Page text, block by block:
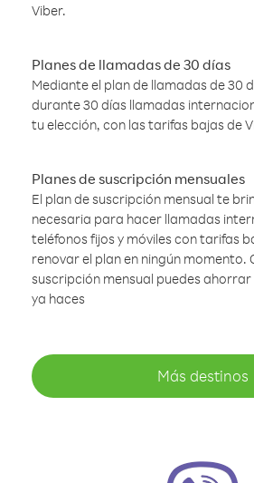
Viber.
Planes de llamadas de 30 días
Mediante el plan de llamadas de 30
durante 30 días llamadas
tu elección, con las tarifas bajas de
Planes de suscripción mensuales
El plan de suscripción mensual te
necesaria para hacer llamadas
teléfonos fijos y móviles con tarifas
renovar el plan en ningún momento.
suscripción mensual puedes
ya haces
Más destinos